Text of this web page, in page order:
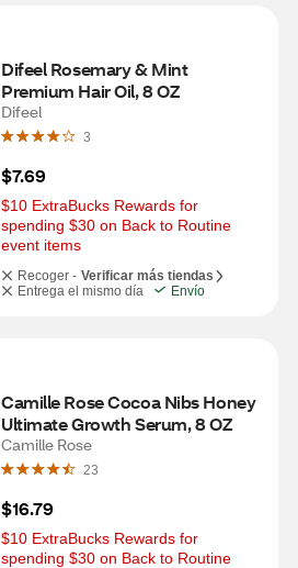
Difeel Rosemary & Mint
Premium Hair Oil, 8 OZ
Difeel
3
$7.69
$10 ExtraBucks Rewards for
spending $30 on Back to Routine
event items
Recoger - Verificar más tiendas
Entrega el mismo día
Envío
Camille Rose Cocoa Nibs Honey
Ultimate Growth Serum, 8 OZ
Camille Rose
23
$16.79
$10 ExtraBucks Rewards for
spending $30 on Back to Routine